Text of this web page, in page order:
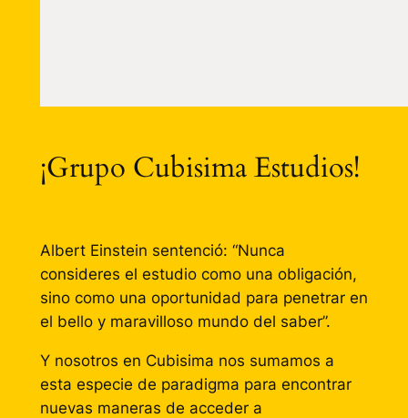
¡Grupo Cubisima Estudios!
Albert Einstein sentenció: “Nunca
consideres el estudio como una obligación,
sino como una oportunidad para penetrar en
el bello y maravilloso mundo del saber”.
Y nosotros en Cubisima nos sumamos a
esta especie de paradigma para encontrar
nuevas maneras de acceder a